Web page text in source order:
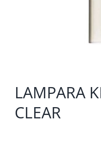
LAMPARA
CLEAR